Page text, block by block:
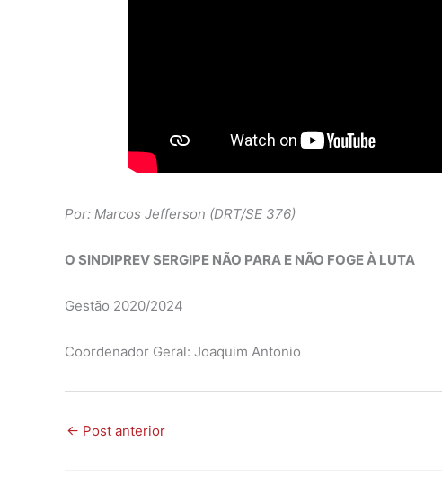
Por: Marcos Jefferson (DRT/SE 376)
O SINDIPREV SERGIPE NÃO PARA E NÃO FOGE À LUTA
Gestão 2020/2024
Coordenador Geral: Joaquim Antonio
← Post anterior